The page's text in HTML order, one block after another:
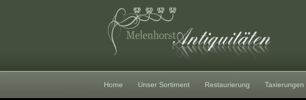
Home Unser Sortiment Restaurierung Taxierungen